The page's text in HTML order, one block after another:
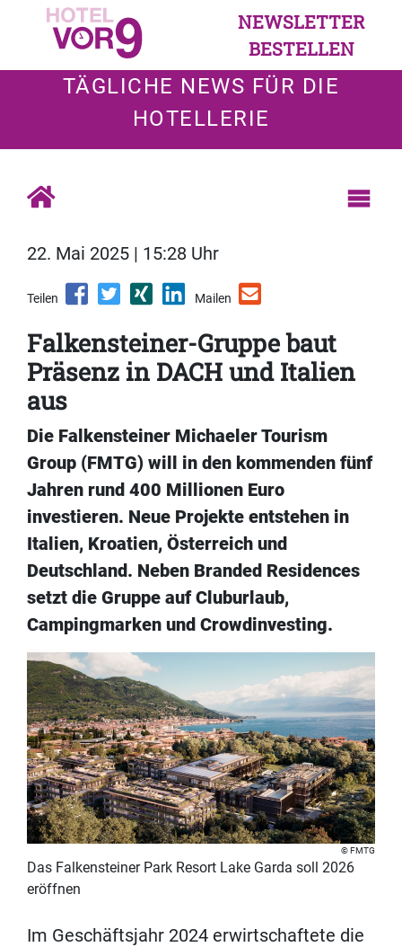
NEWSLETTER
BESTELLEN
TÄGLICHE NEWS FÜR DIE
HOTELLERIE
22. Mai 2025 | 15:28 Uhr
Teilen Mailen
Falkensteiner-Gruppe baut
Präsenz in DACH und Italien
aus
Die Falkensteiner Michaeler Tourism
Group (FMTG) will in den kommenden fünf
Jahren rund 400 Millionen Euro
investieren. Neue Projekte entstehen in
Italien, Kroatien, Österreich und
Deutschland. Neben Branded Residences
setzt die Gruppe auf Cluburlaub,
Campingmarken und Crowdinvesting.
FMTG
Das Falkensteiner Park Resort Lake Garda soll 2026
eröffnen
Im Geschäftsjahr 2024 erwirtschaftete die